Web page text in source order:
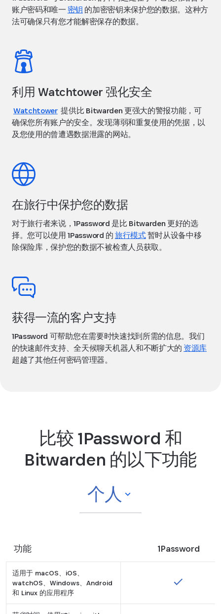
账户密码和唯一 密钥 的加密密钥来保护您的数据。这种方
法可确保只有您才能解密保存的数据。
利用 Watchtower 强化安全
Watchtower 提供比 Bitwarden 更强大的警报功能，可
确保您所有账户的安全。发现薄弱和重复使用的凭据，以
及您使用的曾遭遇数据泄露的网站。
在旅行中保护您的数据
对于旅行者来说，1Password 是比 Bitwarden 更好的选
择。您可以使用 1Password 的旅行模式暂时从设备中移
除保险库，保护您的数据不被检查人员获取。
获得一流的客户支持
1Password 可帮助您在需要时快速找到所需的信息。我们
的快速邮件支持、全天候聊天机器人和不断扩大的 资源库
超越了其他任何密码管理器。
比较 1Password 和
Bitwarden 的以下功能
个人
功能 1Password
适用于 macOS、iOS、
watchOS、Windows、Android
和 Linux 的应用程序